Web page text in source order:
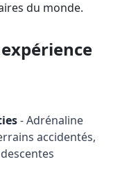
du monde.
- Adrénaline
accidentés,